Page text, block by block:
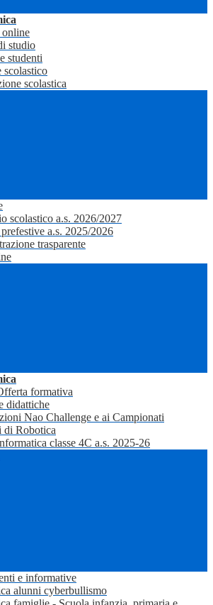
studio
studenti
scolastico
scolastica
scolastico a.s. 2026/2027
a.s. 2025/2026
trasparente
formativa
didattiche
Nao Challenge e ai Campionati
di Robotica
classe 4C a.s. 2025-26
e informative
alunni cyberbullismo